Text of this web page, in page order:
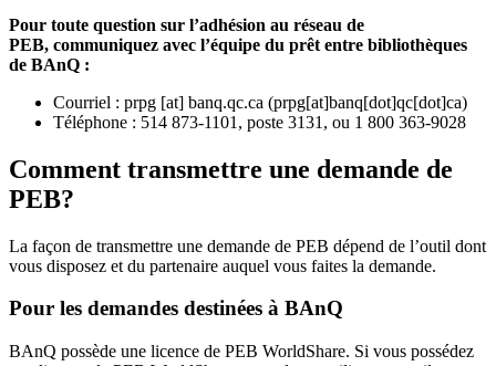
Pour toute question sur l’adhésion au réseau de
PEB, communiquez avec l’équipe du prêt entre bibliothèques
de BAnQ :
Courriel : prpg [at] banq.qc.ca (prpg[at]banq[dot]qc[dot]ca)
Téléphone : 514 873-1101, poste 3131, ou 1 800 363-9028
Comment transmettre une demande de
PEB?
La façon de transmettre une demande de PEB dépend de l’outil dont
vous disposez et du partenaire auquel vous faites la demande.
Pour les demandes destinées à BAnQ
BAnQ possède une licence de PEB WorldShare. Si vous possédez